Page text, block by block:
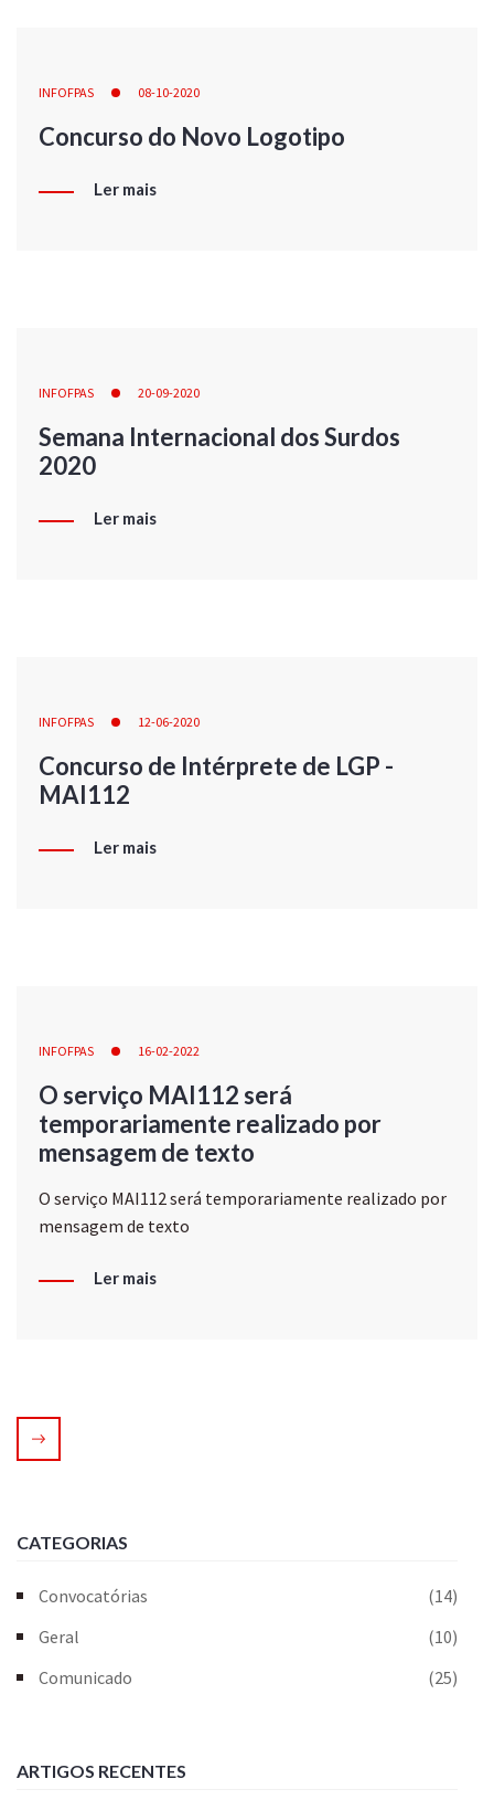
INFOFPAS 08-10-2020
Concurso do Novo Logotipo
Ler mais
INFOFPAS 20-09-2020
Semana Internacional dos Surdos
2020
Ler mais
INFOFPAS 12-06-2020
Concurso de Intérprete de LGP -
MAI112
Ler mais
INFOFPAS 16-02-2022
O serviço MAI112 será
temporariamente realizado por
mensagem de texto
O serviço MAI112 será temporariamente realizado por
mensagem de texto
Ler mais
CATEGORIAS
Convocatórias
(14)
Geral
(10)
Comunicado
(25)
ARTIGOS RECENTES